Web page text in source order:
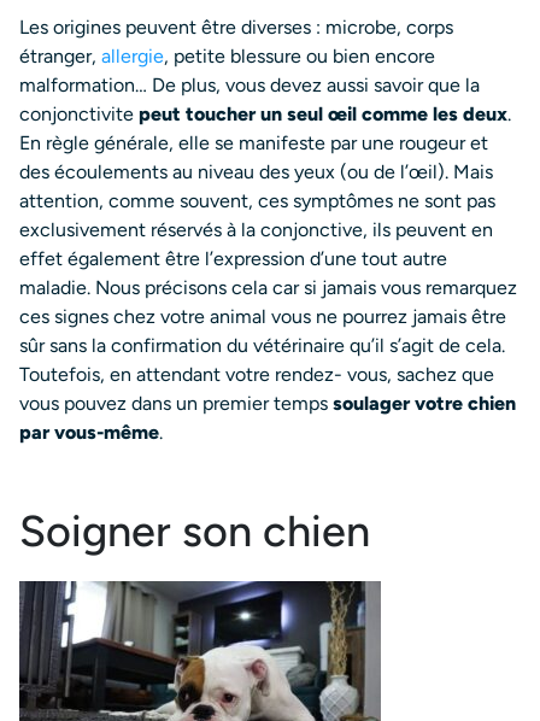
Les origines peuvent être diverses : microbe, corps
étranger, allergie, petite blessure ou bien encore
malformation… De plus, vous devez aussi savoir que la
conjonctivite peut toucher un seul œil comme les deux.
En règle générale, elle se manifeste par une rougeur et
des écoulements au niveau des yeux (ou de l’œil). Mais
attention, comme souvent, ces symptômes ne sont pas
exclusivement réservés à la conjonctive, ils peuvent en
effet également être l’expression d’une tout autre
maladie. Nous précisons cela car si jamais vous remarquez
ces signes chez votre animal vous ne pourrez jamais être
sûr sans la confirmation du vétérinaire qu’il s’agit de cela.
Toutefois, en attendant votre rendez- vous, sachez que
vous pouvez dans un premier temps soulager votre chien
par vous-même.
Soigner son chien